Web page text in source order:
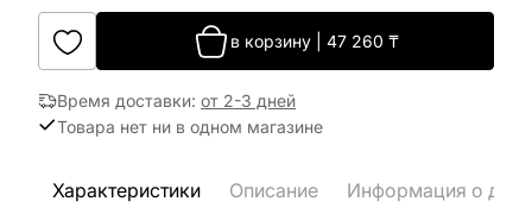
в корзину| 47 260 ₸
Время доставки: от 2-3 дней
Товара нет ни в одном магазине
Характеристики Описание Информация о